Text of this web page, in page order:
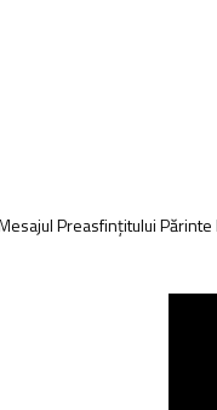
Preasfințitului